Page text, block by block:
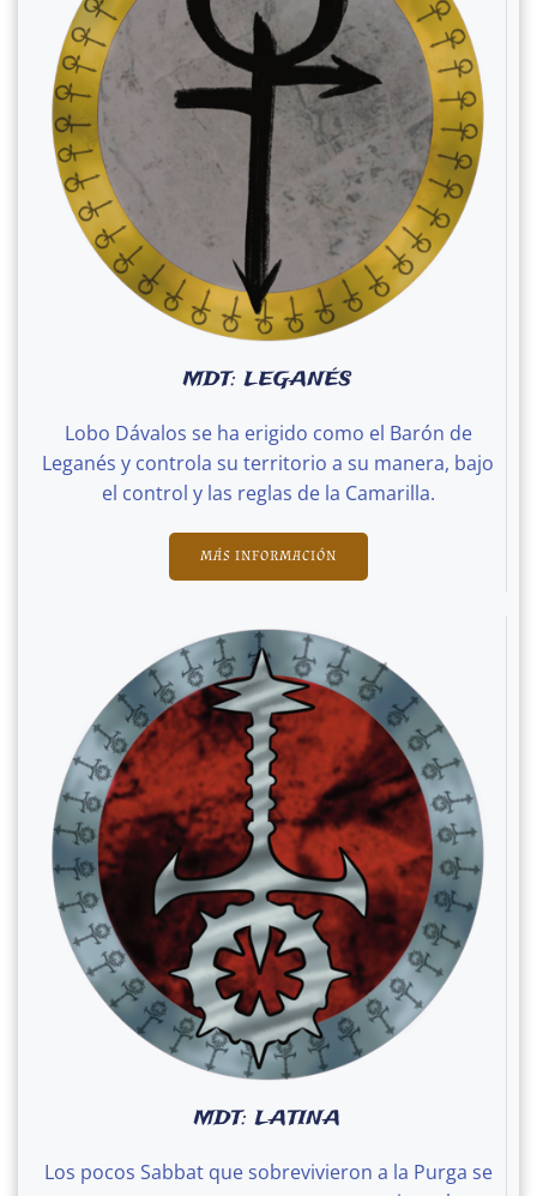
MDT: LEGANÉS
Lobo Dávalos se ha erigido como el Barón de
Leganés y controla su territorio a su manera, bajo
el control y las reglas de la Camarilla.
MÁS INFORMACIÓN
MDT: LATINA
Los pocos Sabbat que sobrevivieron a la Purga se